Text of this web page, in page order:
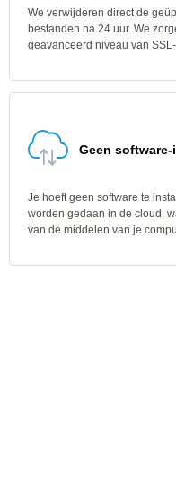
We verwijderen direct de
bestanden na 24 uur. We
geavanceerd niveau van
Geen
Je hoeft geen software te
worden gedaan in de cloud,
van de middelen van je